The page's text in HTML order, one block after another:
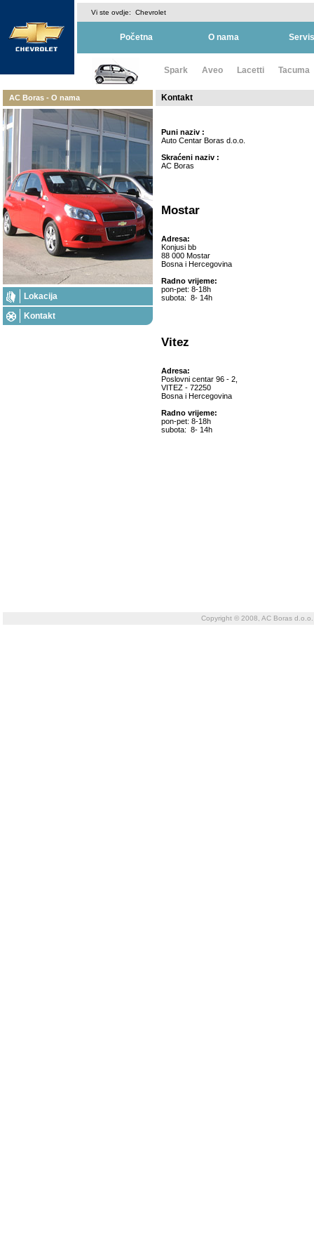
Vi ste ovdje: Chevrolet
Početna O nama
Spark Aveo Lacetti Tacuma
AC Boras - O nama
Lokacija
Kontakt
Kontakt
Puni naziv :
Auto Centar Boras d.o.o.
Skraćeni naziv :
AC Boras
Mostar
Adresa:
Konjusi bb
88 000 Mostar
Bosna i Hercegovina
Radno vrijeme:
pon-pet: 8-18h
subota: 8- 14h
Vitez
Adresa:
Poslovni centar 96 - 2,
VITEZ - 72250
Bosna i Hercegovina
Radno vrijeme:
pon-pet: 8-18h
subota: 8- 14h
Copyright © 2008, AC Boras